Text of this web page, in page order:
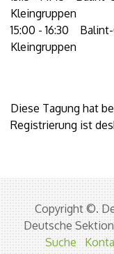
Kleingruppen
15:00 - 16:30
Kleingruppen
Diese Tagung hat
Registrierung ist
Copyright ©.
Deutsche
Suche